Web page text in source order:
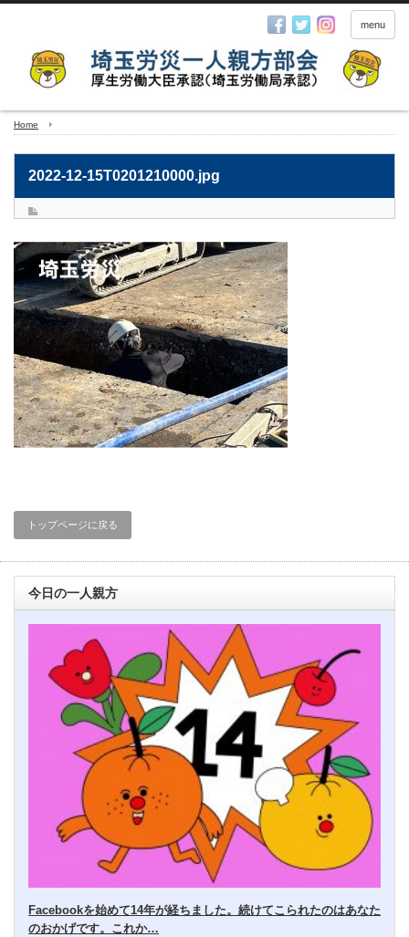
menu
Home
2022-12-15T0201210000.jpg
トップページに戻る
今日の一人親方
Facebookを始めて14年が経ちました。続けてこられたのはあなた
のおかげです。これか…